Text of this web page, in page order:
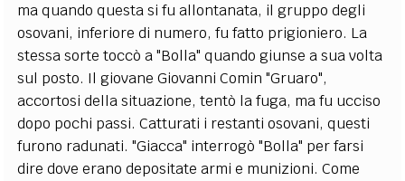
ma quando questa si fu allontanata, il gruppo degli
osovani, inferiore di numero, fu fatto prigioniero. La
stessa sorte toccò a "Bolla" quando giunse a sua volta
sul posto. Il giovane Giovanni Comin "Gruaro",
accortosi della situazione, tentò la fuga, ma fu ucciso
dopo pochi passi. Catturati i restanti osovani, questi
furono radunati. "Giacca" interrogò "Bolla" per farsi
dire dove erano depositate armi e munizioni. Come